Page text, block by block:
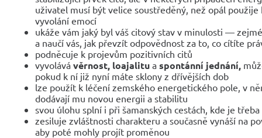
uživatel musí být velice soustředěný, než opál použije
vyvolání emocí
ukáže vám jaký byl váš citový stav v minulosti —
a naučí vás, jak převzít odpovědnost za to, co cítíte
podněcuje k projevům pozitivních citů
vyvolává věrnost, loajalitu a spontánní jednání,
pokud k ní již nyní máte sklony z dřívějších dob
lze použít k léčení zemského energetického pole, v
dodávají mu novou energii a stabilitu
svou úlohu splní i při šamanských cestách, kde je
zesiluje zvláštnosti charakteru a současně vynáší na
aby poté mohly projít proměnou